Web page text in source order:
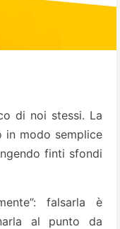
di noi stessi. La
in modo semplice
finti sfondi
falsarla è
al punto da